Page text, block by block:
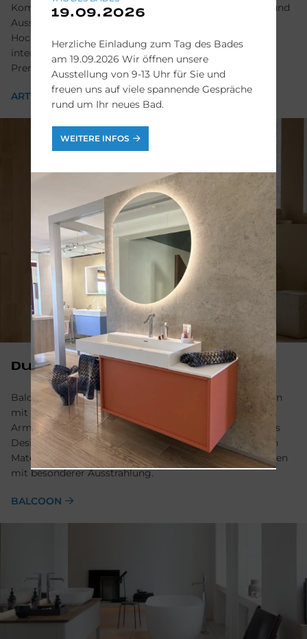
Komplettbadserien, in denen Designerkeramik, Möbel und
Ausstattung perfekt aufeinander abgestimmt sind.
Hochwertige Materialien und die Handschrift
internationaler Designer schaffen Badlösungen mit
Premiumanspruch und individuellem Charakter.
ARTISAN LINES
Du­ra­vit Bal­coon
Balcoon von Duravit verbindet architektonische Formen
mit warmen, natürlichen Farben. Keramik, Möbel,
Armaturen und Badewannen greifen ein durchgängiges
Designkonzept aus klarer Geometrie und hochwertigen
Materialien auf und ermöglichen so stilvolle Badlösungen
mit besonderer Ausstrahlung.
BALCOON
19.09.2026
Herzliche Einladung zum Tag des Bades
am 19.09.2026 Wir öffnen unsere
Ausstellung von 9-13 Uhr für Sie und
freuen uns auf viele spannende Gespräche
rund um Ihr neues Bad.
WEITERE INFOS